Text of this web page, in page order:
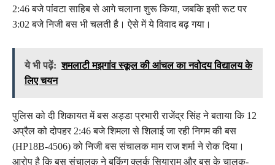
2:46 बजे पांवटा साहिब से आगे चलाना शुरू किया, जबकि इसी रूट पर
3:02 बजे निजी बस भी चलती है। ऐसे में ये विवाद बढ़ गया।
ये भी पढ़ें: शमलाटी मझगांव स्कूल की आंचल का नवोदय विद्यालय के
लिए चयन
पुलिस को दी शिकायत में बस अड्डा प्रभारी राजेंद्र सिंह ने बताया कि 12
अप्रैल को दोपहर 2:46 बजे शिमला से शिलाई जा रही निगम की बस
(HP18B-4506) को निजी बस संचालक माम राज शर्मा ने रोक दिया।
आरोप है कि बस संचालक ने बुकिंग क्लर्क सियाराम और बस के चालक-